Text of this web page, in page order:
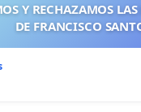
Y RECHAZAMOS
DE FRANCISCO